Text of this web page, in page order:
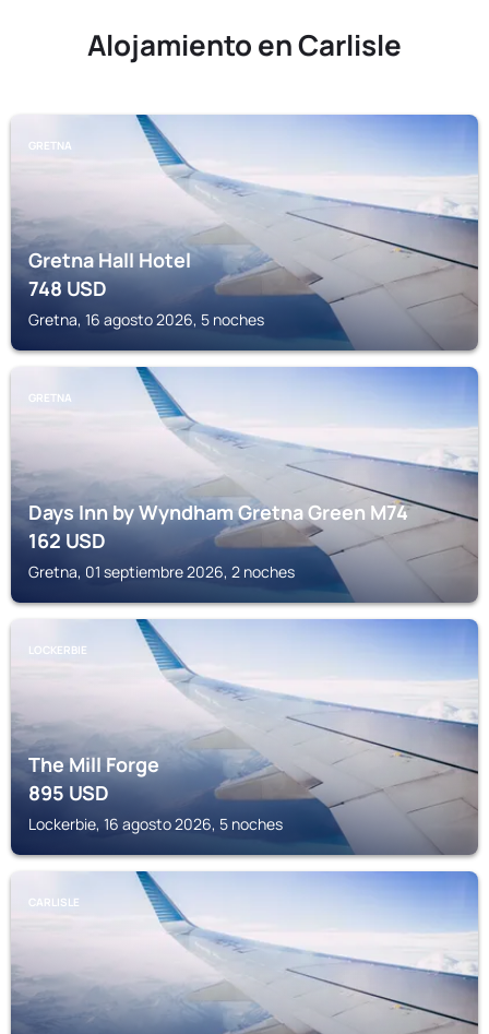
Alojamiento en Carlisle
GRETNA
Gretna Hall Hotel
748USD
Gretna, 16 agosto 2026, 5 noches
GRETNA
Days Inn by Wyndham Gretna Green M74
162USD
Gretna, 01 septiembre 2026, 2 noches
LOCKERBIE
The Mill Forge
895USD
Lockerbie, 16 agosto 2026, 5 noches
CARLISLE